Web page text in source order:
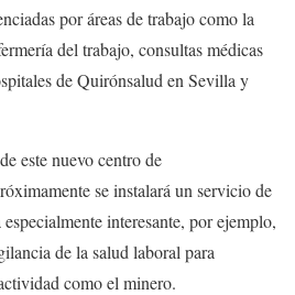
por áreas de trabajo como la
del trabajo, consultas médicas
de Quirónsalud en Sevilla y
este nuevo centro de
se instalará un servicio de
interesante, por ejemplo,
de la salud laboral para
como el minero.